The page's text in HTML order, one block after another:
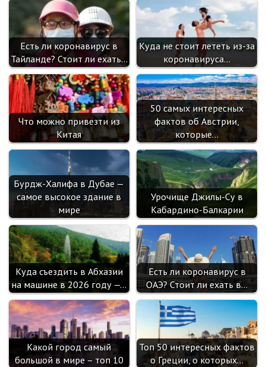
Есть ли коронавирус в
Тайланде? Стоит ли ехать…
Куда не стоит лететь из-за
коронавируса…
Что можно привезти из
Китая
50 самых интересных
фактов об Австрии,
которые…
Бурдж-Халифа в Дубае —
самое высокое здание в
мире
Урочище Джилы-Су в
Кабардино-Балкарии
Куда съездить в Абхазии
на машине в 2026 году —…
Есть ли коронавирус в
ОАЭ? Стоит ли ехать в…
Какой город самый
большой в мире – топ 10
Топ 50 интересных фактов
о Греции, о которых…